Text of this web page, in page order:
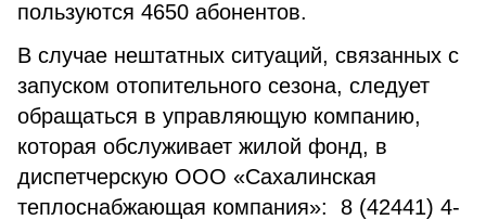
пользуются 4650 абонентов.
В случае нештатных ситуаций, связанных с
запуском отопительного сезона, следует
обращаться в управляющую компанию,
которая обслуживает жилой фонд, в
диспетчерскую ООО «Сахалинская
теплоснабжающая компания»: 8 (42441) 4-